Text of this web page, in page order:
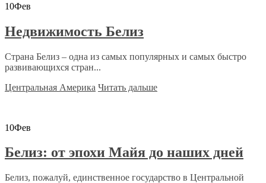
10Фев
Недвижимость Белиз
Страна Белиз – одна из самых популярных и самых быстро
развивающихся стран...
Центральная Америка Читать дальше
10Фев
Белиз: от эпохи Майя до наших дней
Белиз, пожалуй, единственное государство в Центральной